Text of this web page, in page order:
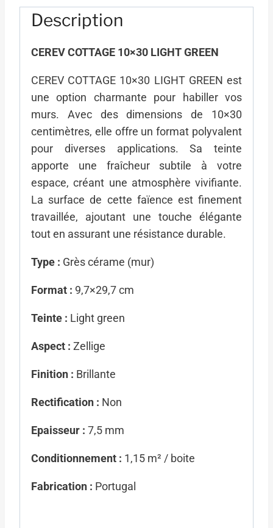
LIGHT
GREEN
Description
CEREV COTTAGE 10×30 LIGHT GREEN
CEREV COTTAGE 10×30 LIGHT GREEN est
une option charmante pour habiller vos
murs. Avec des dimensions de 10×30
centimètres, elle offre un format polyvalent
pour diverses applications. Sa teinte
apporte une fraîcheur subtile à votre
espace, créant une atmosphère vivifiante.
La surface de cette faïence est finement
travaillée, ajoutant une touche élégante
tout en assurant une résistance durable.
Type : Grès cérame (mur)
Format : 9,7×29,7 cm
Teinte : Light green
Aspect : Zellige
Finition : Brillante
Rectification : Non
Epaisseur : 7,5 mm
Conditionnement : 1,15 m² / boite
Fabrication : Portugal